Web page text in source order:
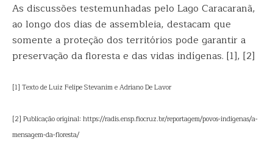
As discussões testemunhadas pelo Lago Caracaranã,
ao longo dos dias de assembleia, destacam que
somente a proteção dos territórios pode garantir a
preservação da floresta e das vidas indígenas. [1], [2]
[1] Texto de Luiz Felipe Stevanim e Adriano De Lavor
[2] Publicação original: https://radis.ensp.fiocruz.br/reportagem/povos-indigenas/a-
mensagem-da-floresta/